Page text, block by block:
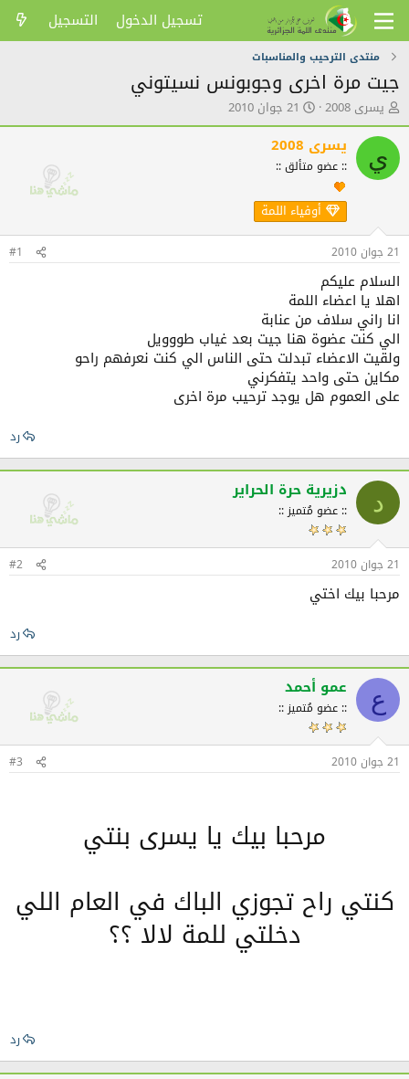
تسجيل الدخول التسجيل
منتدى الترحيب والمناسبات
جيت مرة اخرى وجوبونس نسيتوني
ك
ا
ت
ب
ا
ض
و
ع
يسرى 2008 ت
ا
ر
ي
خ
ل
ن
ش
21 جوان 2010
ي يسرى 2008
:: عضو متألق ::
أوفياء اللمة
21 جوان 2010 #1
السلام عليكم
اهلا يا اعضاء اللمة
انا راني سلاف من عنابة
الي كنت عضوة هنا جيت بعد غياب طووويل
ولقيت الاعضاء تبدلت حتى الناس الي كنت نعرفهم راحو
مكاين حتى واحد يتفكرني
على العموم هل يوجد ترحيب مرة اخرى
رد
د دزيرية حرة الحراير
:: عضو مُتميز ::
21 جوان 2010 #2
مرحبا بيك اختي
رد
ع عمو أحمد
:: عضو مُتميز ::
21 جوان 2010 #3
مرحبا بيك يا يسرى بنتي
كنتي راح تجوزي الباك في العام اللي
دخلتي للمة لالا ؟؟
رد